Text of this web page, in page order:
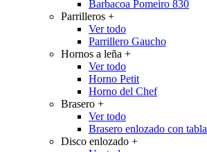
Barbacoa Pomeiro 830
Parrilleros +
Ver todo
Parrillero Gaucho
Hornos a leña +
Ver todo
Horno Petit
Horno del Chef
Brasero +
Ver todo
Brasero enlozado con tabla
Disco enlozado +